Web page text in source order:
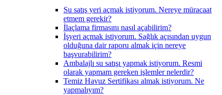
Su satış yeri açmak istiyorum. Nereye müracaat
etmem gerekir?
İlaçlama firmasını nasıl açabilirim?
İşyeri açmak istiyorum. Sağlık açısından uygun
olduğuna dair raporu almak için nereye
başvurabilirim?
Ambalajlı su satışı yapmak istiyorum. Resmi
olarak yapmam gereken işlemler nelerdir?
Temiz Havuz Sertifikası almak istiyorum. Ne
yapmalıyım?